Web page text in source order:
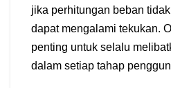
jika perhitungan beban
dapat mengalami tekukan.
penting untuk selalu
dalam setiap tahap